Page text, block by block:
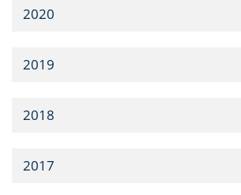
2020
2019
2018
2017